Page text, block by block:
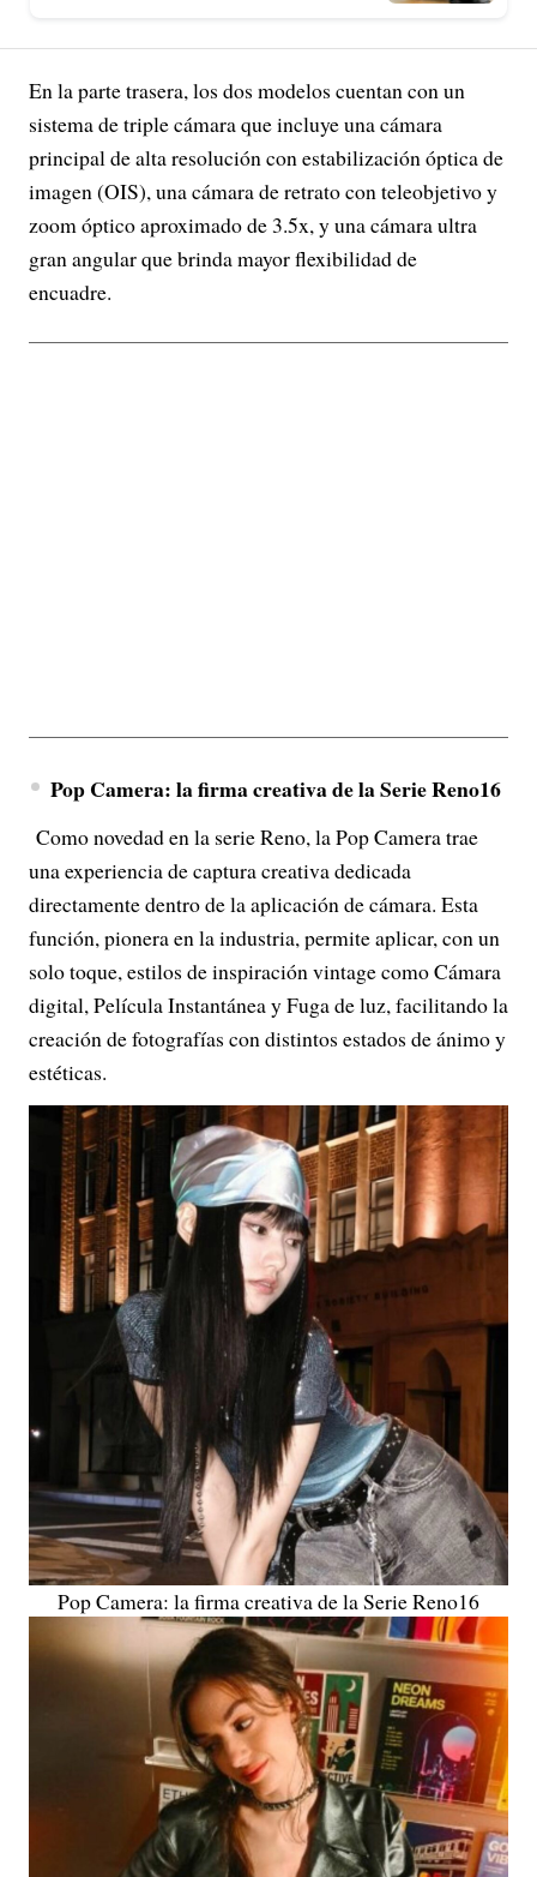
En la parte trasera, los dos modelos cuentan con un
sistema de triple cámara que incluye una cámara
principal de alta resolución con estabilización óptica de
imagen (OIS), una cámara de retrato con teleobjetivo y
zoom óptico aproximado de 3.5x, y una cámara ultra
gran angular que brinda mayor flexibilidad de
encuadre.
Pop Camera: la firma creativa de la Serie Reno16
Como novedad en la serie Reno, la Pop Camera trae
una experiencia de captura creativa dedicada
directamente dentro de la aplicación de cámara. Esta
función, pionera en la industria, permite aplicar, con un
solo toque, estilos de inspiración vintage como Cámara
digital, Película Instantánea y Fuga de luz, facilitando la
creación de fotografías con distintos estados de ánimo y
estéticas.
Pop Camera: la firma creativa de la Serie Reno16